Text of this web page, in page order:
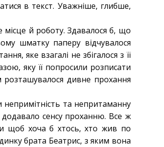
в текст. Уважніше, глибше,
місце й роботу. Здавалося б, що
шматку паперу відчувалося
яке взагалі не збігалося з її
яку її попросили розписати
дивне прохання
непримітність та непритаманну
сенсу проханню. Все ж
щоб хоча б хтось, хто жив по
брата Беатрис, з яким вона